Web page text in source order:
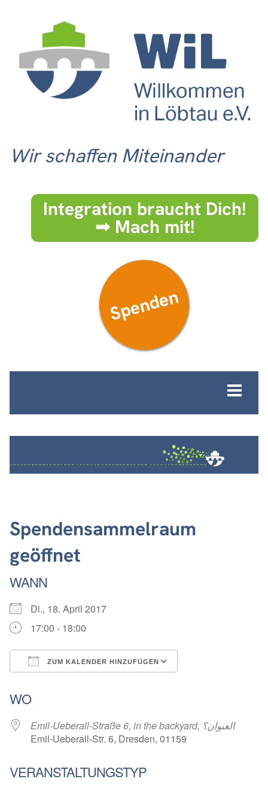
Wir schaffen Miteinander
Integration braucht Dich!
➟ Mach mit!
Spenden
Spendensammelraum
geöffnet
WANN
Di., 18. April 2017
17:00 - 18:00
ZUM KALENDER HINZUFÜGEN
WO
Emil-Ueberall-Straße 6, in the backyard, العنوان؟
Emil-Ueberall-Str. 6, Dresden, 01159
VERANSTALTUNGSTYP